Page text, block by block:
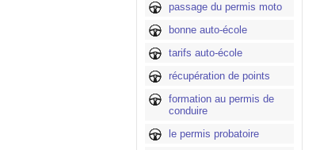
passage du permis moto
bonne auto-école
tarifs auto-école
récupération de points
formation au permis de
conduire
le permis probatoire